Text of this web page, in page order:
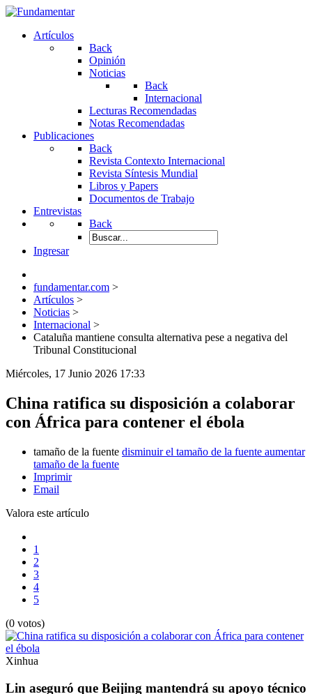
Artículos
Back
Opinión
Noticias
Back
Internacional
Lecturas Recomendadas
Notas Recomendadas
Publicaciones
Back
Revista Contexto Internacional
Revista Síntesis Mundial
Libros y Papers
Documentos de Trabajo
Entrevistas
Back
Ingresar
fundamentar.com >
Artículos >
Noticias >
Internacional >
Cataluña mantiene consulta alternativa pese a negativa del
Tribunal Constitucional
Miércoles, 17 Junio 2026 17:33
China ratifica su disposición a colaborar
con África para contener el ébola
tamaño de la fuente disminuir el tamaño de la fuente aumentar
tamaño de la fuente
Imprimir
Email
Valora este artículo
1
2
3
4
5
(0 votos)
Xinhua
Lin aseguró que Beijing mantendrá su apoyo técnico